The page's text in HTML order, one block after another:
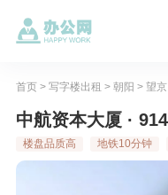
首页> 写字楼出租 > 朝阳 > 望京
中航资本大厦 ·
楼盘品质高 地铁10分钟